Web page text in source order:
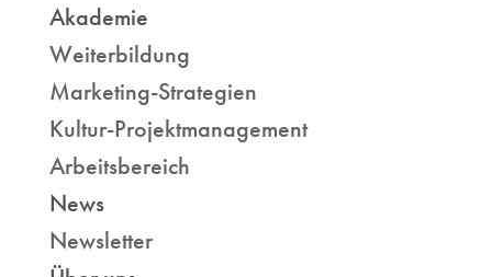
Akademie
Weiterbildung
Marketing-Strategien
Kultur-Projektmanagement
Arbeitsbereich
News
Newsletter